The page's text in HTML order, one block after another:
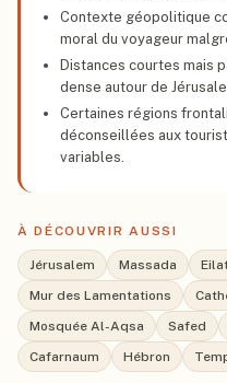
Contexte géopolitique
moral du voyageur
Distances courtes mais
dense autour de
Certaines régions
déconseillées aux
variables.
À DÉCOUVRIR AUSSI
Jérusalem Massada
Mur des Lamentations
Mosquée Al-Aqsa
Safed
Cafarnaum
Hébron